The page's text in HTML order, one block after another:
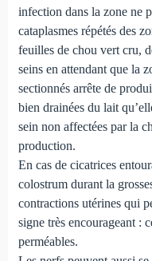
infection dans la zone ne
cataplasmes répétés des
feuilles de chou vert cru,
seins en attendant que la
sectionnés arrête de
bien drainées du lait
sein non affectées par la
production.
En cas de cicatrices
colostrum durant la
contractions utérines qui
signe très encourageant :
perméables.